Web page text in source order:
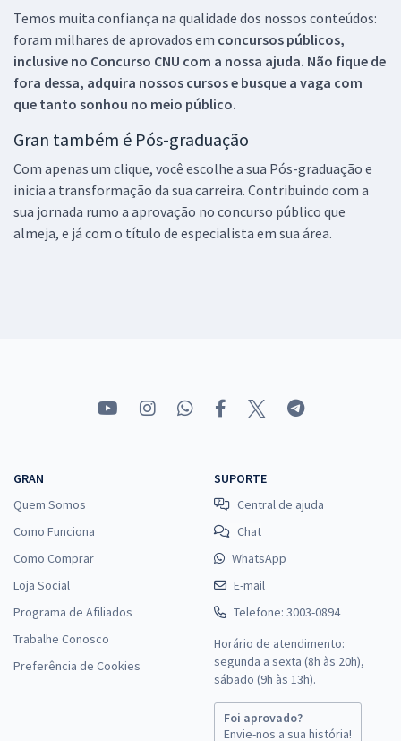
Temos muita confiança na qualidade dos nossos conteúdos:
foram milhares de aprovados em concursos públicos,
inclusive no Concurso CNU com a nossa ajuda. Não fique de
fora dessa, adquira nossos cursos e busque a vaga com
que tanto sonhou no meio público.
Gran também é Pós-graduação
Com apenas um clique, você escolhe a sua Pós-graduação e
inicia a transformação da sua carreira. Contribuindo com a
sua jornada rumo a aprovação no concurso público que
almeja, e já com o título de especialista em sua área.
GRAN
Quem Somos
Como Funciona
Como Comprar
Loja Social
Programa de Afiliados
Trabalhe Conosco
Preferência de Cookies
SUPORTE
Central de ajuda
Chat
WhatsApp
E-mail
Telefone: 3003-0894
Horário de atendimento:
segunda a sexta (8h às 20h),
sábado (9h às 13h).
Foi aprovado?
Envie-nos a sua história!